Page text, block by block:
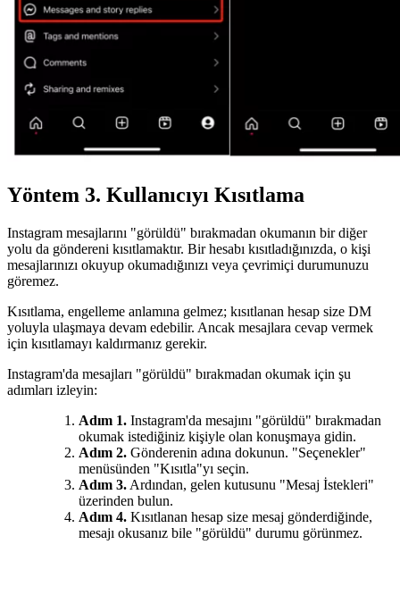
Yöntem 3. Kullanıcıyı Kısıtlama
Instagram mesajlarını "görüldü" bırakmadan okumanın bir diğer
yolu da göndereni kısıtlamaktır. Bir hesabı kısıtladığınızda, o kişi
mesajlarınızı okuyup okumadığınızı veya çevrimiçi durumunuzu
göremez.
Kısıtlama, engelleme anlamına gelmez; kısıtlanan hesap size DM
yoluyla ulaşmaya devam edebilir. Ancak mesajlara cevap vermek
için kısıtlamayı kaldırmanız gerekir.
Instagram'da mesajları "görüldü" bırakmadan okumak için şu
adımları izleyin:
Adım 1. Instagram'da mesajını "görüldü" bırakmadan
okumak istediğiniz kişiyle olan konuşmaya gidin.
Adım 2. Gönderenin adına dokunun. "Seçenekler"
menüsünden "Kısıtla"yı seçin.
Adım 3. Ardından, gelen kutusunu "Mesaj İstekleri"
üzerinden bulun.
Adım 4. Kısıtlanan hesap size mesaj gönderdiğinde,
mesajı okusanız bile "görüldü" durumu görünmez.